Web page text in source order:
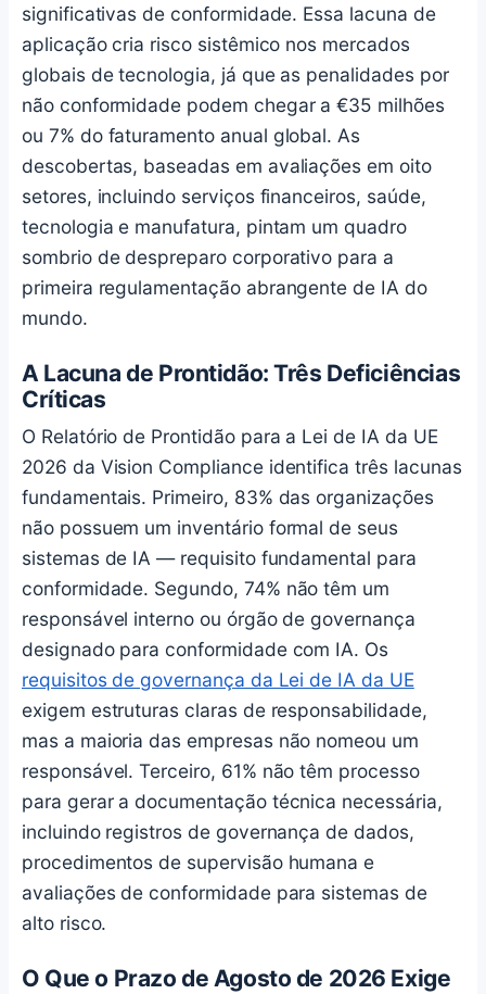
significativas de conformidade. Essa lacuna de
aplicação cria risco sistêmico nos mercados
globais de tecnologia, já que as penalidades por
não conformidade podem chegar a €35 milhões
ou 7% do faturamento anual global. As
descobertas, baseadas em avaliações em oito
setores, incluindo serviços financeiros, saúde,
tecnologia e manufatura, pintam um quadro
sombrio de despreparo corporativo para a
primeira regulamentação abrangente de IA do
mundo.
A Lacuna de Prontidão: Três Deficiências
Críticas
O Relatório de Prontidão para a Lei de IA da UE
2026 da Vision Compliance identifica três lacunas
fundamentais. Primeiro, 83% das organizações
não possuem um inventário formal de seus
sistemas de IA — requisito fundamental para
conformidade. Segundo, 74% não têm um
responsável interno ou órgão de governança
designado para conformidade com IA. Os
requisitos de governança da Lei de IA da UE
exigem estruturas claras de responsabilidade,
mas a maioria das empresas não nomeou um
responsável. Terceiro, 61% não têm processo
para gerar a documentação técnica necessária,
incluindo registros de governança de dados,
procedimentos de supervisão humana e
avaliações de conformidade para sistemas de
alto risco.
O Que o Prazo de Agosto de 2026 Exige